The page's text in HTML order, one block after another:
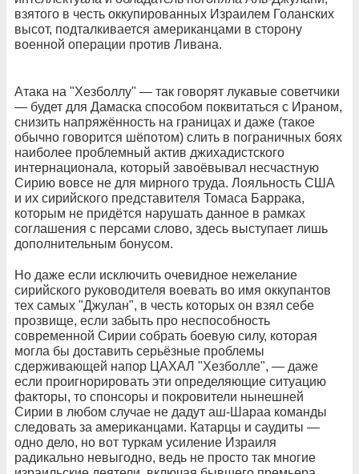
взятого в честь оккупированных Израилем Голанских
высот, подталкивается американцами в сторону
военной операции против Ливана.
Атака на "Хезболлу" — так говорят лукавые советчики
— будет для Дамаска способом поквитаться с Ираном,
снизить напряжённость на границах и даже (такое
обычно говорится шёпотом) слить в пограничных боях
наиболее проблемный актив джихадистского
интернационала, который завоёвывал несчастную
Сирию вовсе не для мирного труда. Лояльность США
и их сирийского представителя Томаса Баррака,
которым не придётся нарушать данное в рамках
соглашения с персами слово, здесь выступает лишь
дополнительным бонусом.
Но даже если исключить очевидное нежелание
сирийского руководителя воевать во имя оккупантов
тех самых "Джулан", в честь которых он взял себе
прозвище, если забыть про неспособность
современной Сирии собрать боевую силу, которая
могла бы доставить серьёзные проблемы
сдерживающей напор ЦАХАЛ "Хезболле", — даже
если проигнорировать эти определяющие ситуацию
факторы, то спонсоры и покровители нынешней
Сирии в любом случае не дадут аш-Шараа команды
следовать за американцами. Катарцы и саудиты —
одно дело, но вот туркам усиление Израиля
радикально невыгодно, ведь не просто так многие